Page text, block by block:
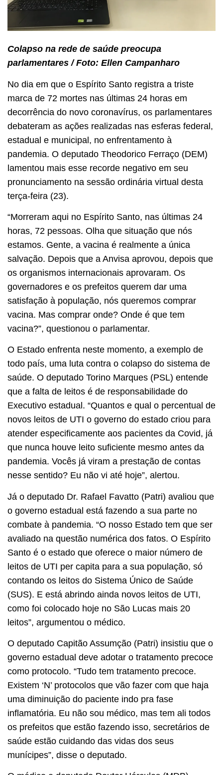
Colapso na rede de saúde preocupa
parlamentares / Foto: Ellen Campanharo
No dia em que o Espírito Santo registra a triste
marca de 72 mortes nas últimas 24 horas em
decorrência do novo coronavírus, os parlamentares
debateram as ações realizadas nas esferas federal,
estadual e municipal, no enfrentamento à
pandemia. O deputado Theodorico Ferraço (DEM)
lamentou mais esse recorde negativo em seu
pronunciamento na sessão ordinária virtual desta
terça-feira (23).
“Morreram aqui no Espírito Santo, nas últimas 24
horas, 72 pessoas. Olha que situação que nós
estamos. Gente, a vacina é realmente a única
salvação. Depois que a Anvisa aprovou, depois que
os organismos internacionais aprovaram. Os
governadores e os prefeitos querem dar uma
satisfação à população, nós queremos comprar
vacina. Mas comprar onde? Onde é que tem
vacina?”, questionou o parlamentar.
O Estado enfrenta neste momento, a exemplo de
todo país, uma luta contra o colapso do sistema de
saúde. O deputado Torino Marques (PSL) entende
que a falta de leitos é de responsabilidade do
Executivo estadual. “Quantos e qual o percentual de
novos leitos de UTI o governo do estado criou para
atender especificamente aos pacientes da Covid, já
que nunca houve leito suficiente mesmo antes da
pandemia. Vocês já viram a prestação de contas
nesse sentido? Eu não vi até hoje”, alertou.
Já o deputado Dr. Rafael Favatto (Patri) avaliou que
o governo estadual está fazendo a sua parte no
combate à pandemia. “O nosso Estado tem que ser
avaliado na questão numérica dos fatos. O Espírito
Santo é o estado que oferece o maior número de
leitos de UTI per capita para a sua população, só
contando os leitos do Sistema Único de Saúde
(SUS). E está abrindo ainda novos leitos de UTI,
como foi colocado hoje no São Lucas mais 20
leitos”, argumentou o médico.
O deputado Capitão Assumção (Patri) insistiu que o
governo estadual deve adotar o tratamento precoce
como protocolo. “Tudo tem tratamento precoce.
Existem ‘N’ protocolos que vão fazer com que haja
uma diminuição do paciente indo pra fase
inflamatória. Eu não sou médico, mas tem ali todos
os prefeitos que estão fazendo isso, secretários de
saúde estão cuidando das vidas dos seus
munícipes”, disse o deputado.